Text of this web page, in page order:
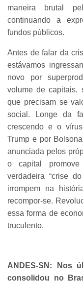
maneira brutal
continuando a
fundos públicos.
Antes de falar da
estávamos
novo por
volume de capitais,
que precisam se
social. Longe da
crescendo e o
Trump e por
anunciada pelos
o capital promove
verdadeira “crise
irrompem na
recompor-se.
essa forma de
truculento.
ANDES-SN: Nos
consolidou no